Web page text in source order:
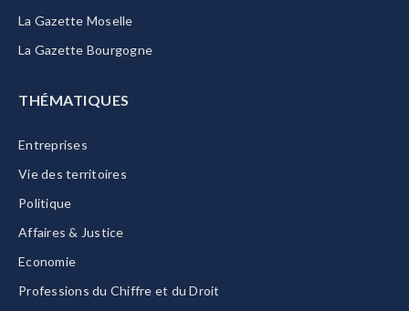
La Gazette Moselle
La Gazette Bourgogne
THÉMATIQUES
Entreprises
Vie des territoires
Politique
Affaires & Justice
Economie
Professions du Chiffre et du Droit